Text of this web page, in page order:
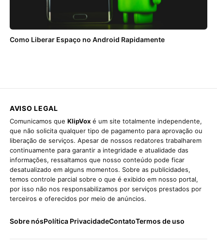
Como Liberar Espaço no Android Rapidamente
AVISO LEGAL
Comunicamos que KlipVox é um site totalmente independente,
que não solicita qualquer tipo de pagamento para aprovação ou
liberação de serviços. Apesar de nossos redatores trabalharem
continuamente para garantir a integridade e atualidade das
informações, ressaltamos que nosso conteúdo pode ficar
desatualizado em alguns momentos. Sobre as publicidades,
temos controle parcial sobre o que é exibido em nosso portal,
por isso não nos responsabilizamos por serviços prestados por
terceiros e oferecidos por meio de anúncios.
Sobre nósPolítica PrivacidadeContatoTermos de uso